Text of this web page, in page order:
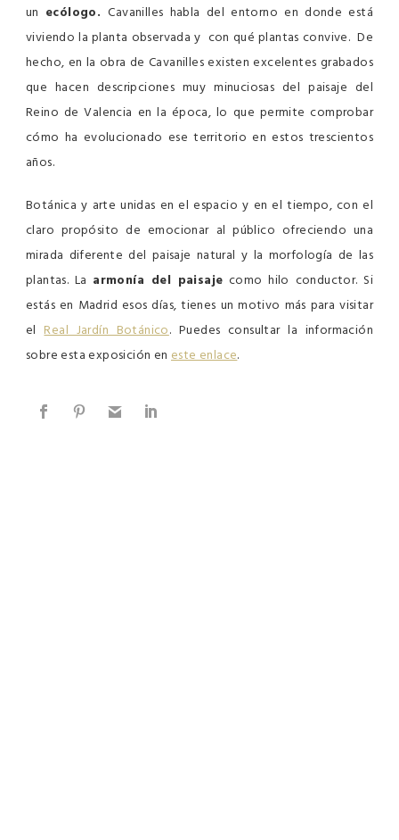
un ecólogo.Cavanilles habla del entorno en donde está
viviendo la planta observada y con qué plantas convive. De
hecho, en la obra de Cavanilles existen excelentes grabados
que hacen descripciones muy minuciosas del paisaje del
Reino de Valencia en la época, lo que permite comprobar
cómo ha evolucionado ese territorio en estos trescientos
años.
Botánica y arte unidas en el espacio y en el tiempo, con el
claro propósito de emocionar al público ofreciendo una
mirada diferente del paisaje natural y la morfología de las
plantas. La armonía del paisaje como hilo conductor. Si
estás en Madrid esos días, tienes un motivo más para visitar
elReal Jardín Botánico. Puedes consultar la información
sobre esta exposición en este enlace.